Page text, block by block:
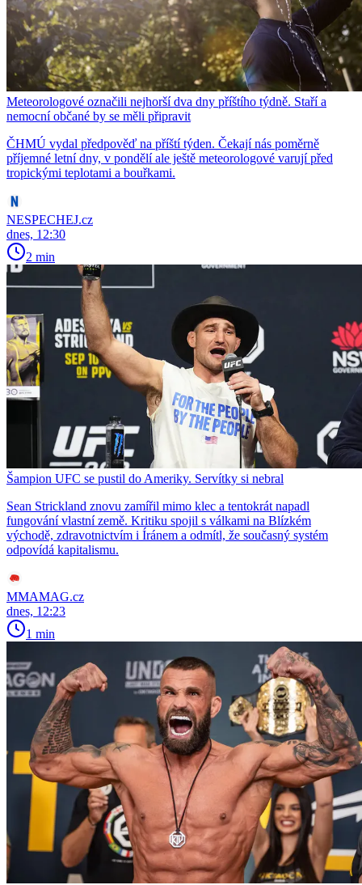
Meteorologové označili nejhorší dva dny příštího týdně. Staří a
nemocní občané by se měli připravit
ČHMÚ vydal předpověď na příští týden. Čekají nás poměrně
příjemné letní dny, v pondělí ale ještě meteorologové varují před
tropickými teplotami a bouřkami.
NESPECHEJ.cz
dnes, 12:30
2 min
Šampion UFC se pustil do Ameriky. Servítky si nebral
Sean Strickland znovu zamířil mimo klec a tentokrát napadl
fungování vlastní země. Kritiku spojil s válkami na Blízkém
východě, zdravotnictvím i Íránem a odmítl, že současný systém
odpovídá kapitalismu.
MMAMAG.cz
dnes, 12:23
1 min